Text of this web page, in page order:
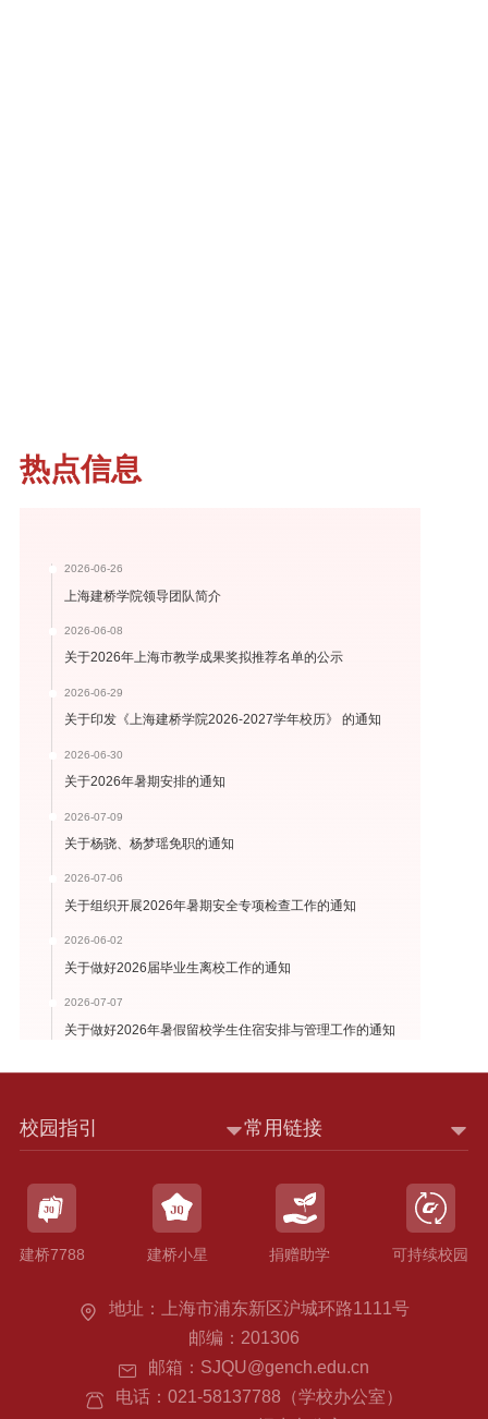
热点信息
2026-06-26
上海建桥学院领导团队简介
2026-06-08
关于2026年上海市教学成果奖拟推荐名单的公示
2026-06-29
关于印发《上海建桥学院2026-2027学年校历》 的通知
2026-06-30
关于2026年暑期安排的通知
2026-07-09
关于杨骁、杨梦瑶免职的通知
2026-07-06
关于组织开展2026年暑期安全专项检查工作的通知
2026-06-02
关于做好2026届毕业生离校工作的通知
2026-07-07
关于做好2026年暑假留校学生住宿安排与管理工作的通知
地址：上海市浦东新区沪城环路1111号
邮编：201306
邮箱：SJQU@gench.edu.cn
电话：021-58137788（学校办公室）
校园指引 常用链接
建桥7788 建桥小星 捐赠助学 可持续校园